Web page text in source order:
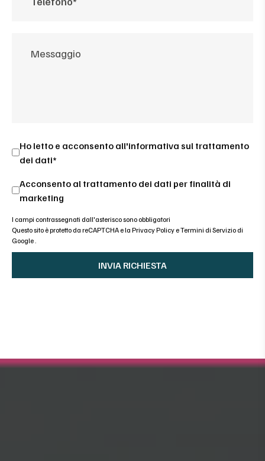
Ho letto e acconsento all'informativa sul trattamento
dei dati*
Acconsento al trattamento dei dati per finalità di
marketing
I campi contrassegnati dall'asterisco sono obbligatori
Questo sito è protetto da reCAPTCHA e la Privacy Policy eTermini di Servizio di
Google